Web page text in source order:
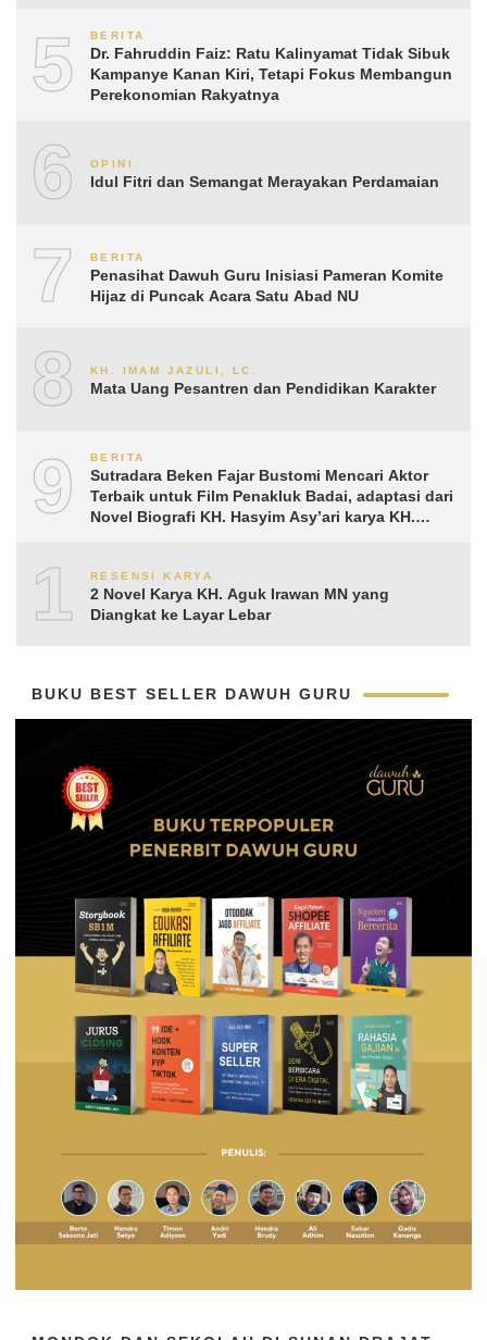
5 BERITA
Dr. Fahruddin Faiz: Ratu Kalinyamat Tidak Sibuk
Kampanye Kanan Kiri, Tetapi Fokus Membangun
Perekonomian Rakyatnya
6 OPINI
Idul Fitri dan Semangat Merayakan Perdamaian
7 BERITA
Penasihat Dawuh Guru Inisiasi Pameran Komite
Hijaz di Puncak Acara Satu Abad NU
8 KH. IMAM JAZULI, LC.
Mata Uang Pesantren dan Pendidikan Karakter
9 BERITA
Sutradara Beken Fajar Bustomi Mencari Aktor
Terbaik untuk Film Penakluk Badai, adaptasi dari
Novel Biografi KH. Hasyim Asy’ari karya KH.
10RESENSI KARYA
2 Novel Karya KH. Aguk Irawan MN yang
Diangkat ke Layar Lebar
BUKU BEST SELLER DAWUH GURU